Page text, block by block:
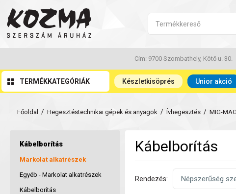
Cím: 9700 Szombathely, Kötő u. 30.
TERMÉKKATEGÓRIÁK Készletkisöprés Unior akció
Főoldal / Hegesztéstechnikai gépek és anyagok / Ívhegesztés / MIG-
Kábelborítás
Markolat alkatrészek
Egyéb - Markolat alkatrészek
Kábelborítás
Kábelborítás
Rendezés: